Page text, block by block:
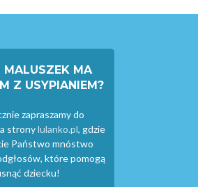
MA
Z USYPIANIEM?
zapraszamy do
stronylulanko.pl, gdzie
Państwo mnóstwo
które pomogą
dziecku!